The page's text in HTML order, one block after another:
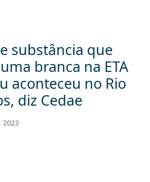
substância que
branca na ETA
aconteceu no Rio
diz Cedae
2023